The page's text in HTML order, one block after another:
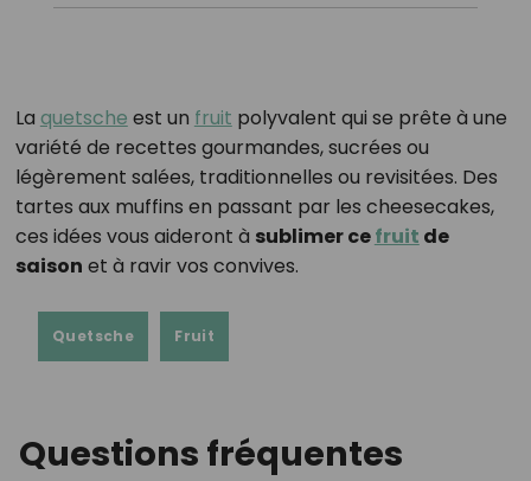
La quetsche est un fruit polyvalent qui se prête à une
variété de recettes gourmandes, sucrées ou
légèrement salées, traditionnelles ou revisitées. Des
tartes aux muffins en passant par les cheesecakes,
ces idées vous aideront à sublimer cefruit de
saison et à ravir vos convives.
Quetsche Fruit
Questions fréquentes